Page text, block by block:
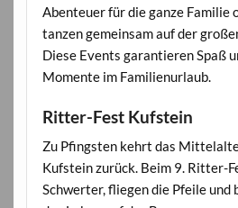
Abenteuer für die ganze Familie
tanzen gemeinsam auf der
Diese Events garantieren Spaß
Momente im Familienurlaub.
Ritter-Fest Kufstein
Zu Pfingsten kehrt das
Kufstein zurück. Beim 9. Ritter-
Schwerter, fliegen die Pfeile und